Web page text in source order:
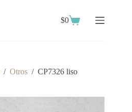
Shopping
$0
/ Otros / CP7326 liso